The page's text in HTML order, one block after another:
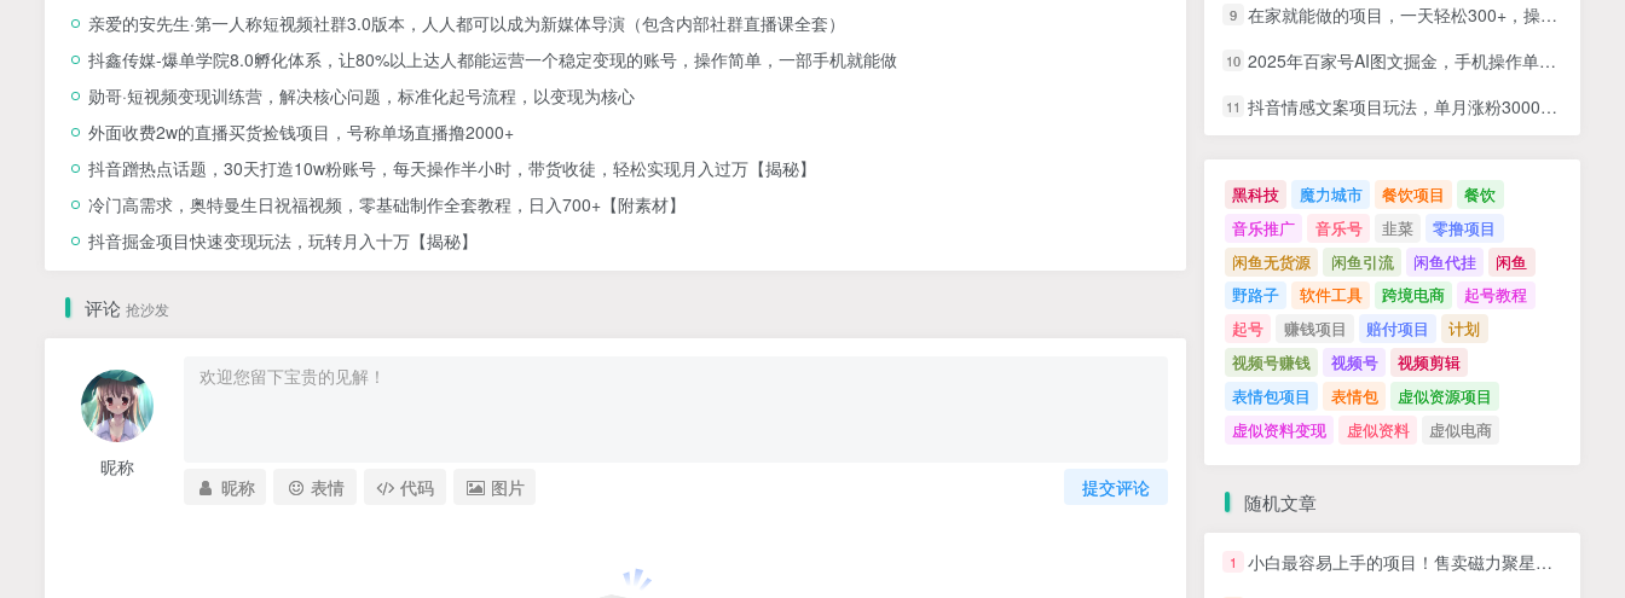
亲爱的安先生·第一人称短视频社群3.0版本，人人都可以成为新媒体导演（包含内部社群直播课全套）
抖鑫传媒-爆单学院8.0孵化体系，让80%以上达人都能运营一个稳定变现的账号，操作简单，一部手机就能做
勋哥·短视频变现训练营，解决核心问题，标准化起号流程，以变现为核心
外面收费2w的直播买货捡钱项目，号称单场直播撸2000+
抖音蹭热点话题，30天打造10w粉账号，每天操作半小时，带货收徒，轻松实现月入过万【揭秘】
冷门高需求，奥特曼生日祝福视频，零基础制作全套教程，日入700+【附素材】
抖音掘金项目快速变现玩法，玩转月入十万【揭秘】
评论 抢沙发
昵称
提交评论
昵称 表情 代码 图片
9 在家就能做的项目，一天轻松300+，操作简单上手快
10 2025年百家号AI图文掘金，手机操作单号月入4-5位数，低门槛【附指令+工具】
11 抖音情感文案项目玩法，单月涨粉3000+，新手小白也能做
黑科技 魔力城市 餐饮项目
餐饮
音乐推广
音乐号 韭菜
零撸项目
闲鱼无货源
闲鱼引流 闲鱼代挂
闲鱼
野路子
软件工具 跨境电商
起号教程
起号
赚钱项目 赔付项目
计划
视频号赚钱
视频号
视频剪辑
表情包项目
表情包
虚似资源项目
虚似资料变现
虚似资料 虚似电商
随机文章
1 小白最容易上手的项目！售卖磁力聚星开通码，一单20，一天十几单，轻松…